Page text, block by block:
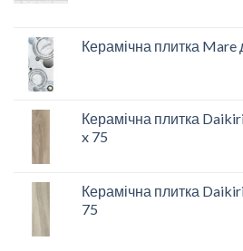
Керамічна плитка
Керамічна плитка
x 75
Керамічна плитка
75